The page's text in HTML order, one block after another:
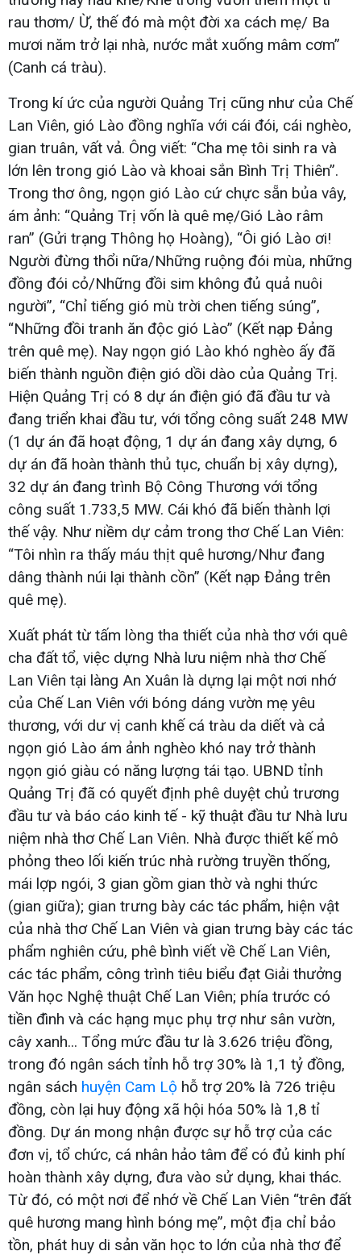
rau thơm/ Ừ, thế đó mà một đời xa cách mẹ/ Ba
mươi năm trở lại nhà, nước mắt xuống mâm cơm”
(Canh cá tràu).
Trong kí ức của người Quảng Trị cũng như của Chế
Lan Viên, gió Lào đồng nghĩa với cái đói, cái nghèo,
gian truân, vất vả. Ông viết: “Cha mẹ tôi sinh ra và
lớn lên trong gió Lào và khoai sắn Bình Trị Thiên”.
Trong thơ ông, ngọn gió Lào cứ chực sẵn bủa vây,
ám ảnh: “Quảng Trị vốn là quê mẹ/Gió Lào râm
ran” (Gửi trạng Thông họ Hoàng), “Ôi gió Lào ơi!
Người đừng thổi nữa/Những ruộng đói mùa, những
đồng đói cỏ/Những đồi sim không đủ quả nuôi
người”, “Chỉ tiếng gió mù trời chen tiếng súng”,
“Những đồi tranh ăn độc gió Lào” (Kết nạp Đảng
trên quê mẹ). Nay ngọn gió Lào khó nghèo ấy đã
biến thành nguồn điện gió dồi dào của Quảng Trị.
Hiện Quảng Trị có 8 dự án điện gió đã đầu tư và
đang triển khai đầu tư, với tổng công suất 248 MW
(1 dự án đã hoạt động, 1 dự án đang xây dựng, 6
dự án đã hoàn thành thủ tục, chuẩn bị xây dựng),
32 dự án đang trình Bộ Công Thương với tổng
công suất 1.733,5 MW. Cái khó đã biến thành lợi
thế vậy. Như niềm dự cảm trong thơ Chế Lan Viên:
“Tôi nhìn ra thấy máu thịt quê hương/Như đang
dâng thành núi lại thành cồn” (Kết nạp Đảng trên
quê mẹ).
Xuất phát từ tấm lòng tha thiết của nhà thơ với quê
cha đất tổ, việc dựng Nhà lưu niệm nhà thơ Chế
Lan Viên tại làng An Xuân là dựng lại một nơi nhớ
của Chế Lan Viên với bóng dáng vườn mẹ yêu
thương, với dư vị canh khế cá tràu da diết và cả
ngọn gió Lào ám ảnh nghèo khó nay trở thành
ngọn gió giàu có năng lượng tái tạo. UBND tỉnh
Quảng Trị đã có quyết định phê duyệt chủ trương
đầu tư và báo cáo kinh tế - kỹ thuật đầu tư Nhà lưu
niệm nhà thơ Chế Lan Viên. Nhà được thiết kế mô
phỏng theo lối kiến trúc nhà rường truyền thống,
mái lợp ngói, 3 gian gồm gian thờ và nghi thức
(gian giữa); gian trưng bày các tác phẩm, hiện vật
của nhà thơ Chế Lan Viên và gian trưng bày các tác
phẩm nghiên cứu, phê bình viết về Chế Lan Viên,
các tác phẩm, công trình tiêu biểu đạt Giải thưởng
Văn học Nghệ thuật Chế Lan Viên; phía trước có
tiền đình và các hạng mục phụ trợ như sân vườn,
cây xanh... Tổng mức đầu tư là 3.626 triệu đồng,
trong đó ngân sách tỉnh hỗ trợ 30% là 1,1 tỷ đồng,
ngân sách huyện Cam Lộ hỗ trợ 20% là 726 triệu
đồng, còn lại huy động xã hội hóa 50% là 1,8 tỉ
đồng. Dự án mong nhận được sự hỗ trợ của các
đơn vị, tổ chức, cá nhân hảo tâm để có đủ kinh phí
hoàn thành xây dựng, đưa vào sử dụng, khai thác.
Từ đó, có một nơi để nhớ về Chế Lan Viên “trên đất
quê hương mang hình bóng mẹ”, một địa chỉ bảo
tồn, phát huy di sản văn học to lớn của nhà thơ để